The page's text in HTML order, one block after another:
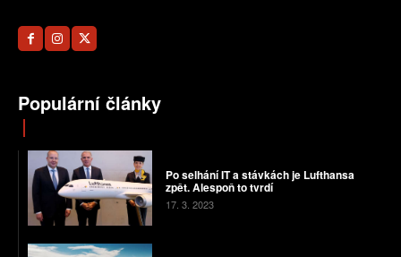
Populární články
Po selhání IT a stávkách je Lufthansa
zpět. Alespoň to tvrdí
17. 3. 2023